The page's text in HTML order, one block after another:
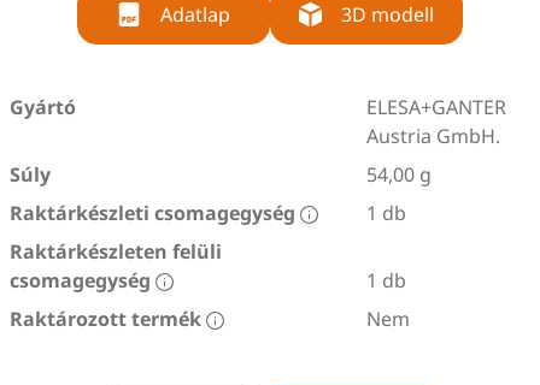
Adatlap 3D modell
Gyártó
ELESA+GANTER
Austria GmbH.
Súly
54,00 g
Raktárkészleti csomagegység
1 db
Raktárkészleten felüli
csomagegység
1 db
Raktározott termék
Nem